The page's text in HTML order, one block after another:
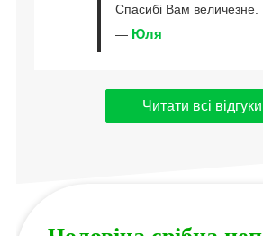
Спасибі Вам величезне.
— Юля
Читати всі відгуки